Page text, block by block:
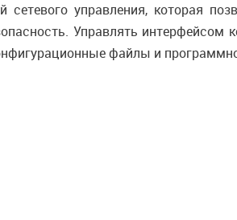
управления, которая
Управлять интерфейсом
файлы и